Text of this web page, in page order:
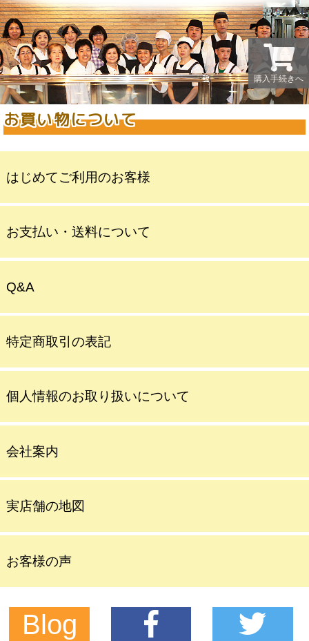
お買い物について
はじめてご利用のお客様
お支払い・送料について
Q&A
特定商取引の表記
個人情報のお取り扱いについて
会社案内
実店舗の地図
お客様の声
Blog
購入手続きへ